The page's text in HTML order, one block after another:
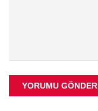
YORUMU GÖNDER